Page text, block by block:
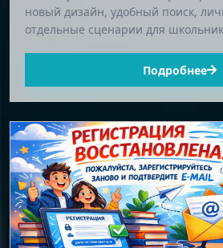
новый дизайн, удобный поиск,
отдельные сценарии для
Подробнее